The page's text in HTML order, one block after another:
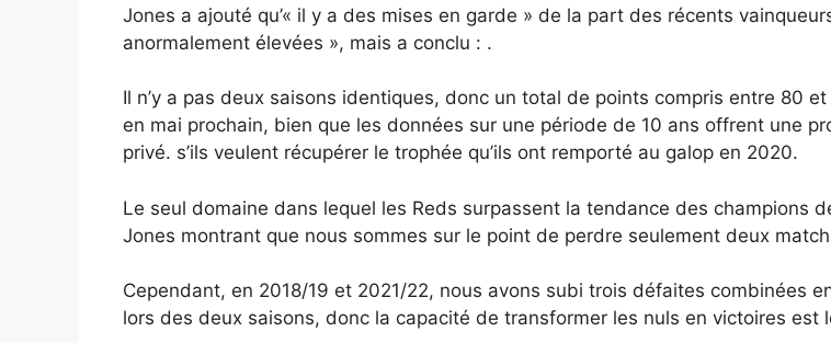
Jones a ajouté qu’« il y a des mises en garde » de la part des récents
anormalement élevées », mais a conclu : .
Il n’y a pas deux saisons identiques, donc un total de points compris entre 80
en mai prochain, bien que les données sur une période de 10 ans offrent une
privé. s’ils veulent récupérer le trophée qu’ils ont remporté au galop en 2020.
Le seul domaine dans lequel les Reds surpassent la tendance des champions
Jones montrant que nous sommes sur le point de perdre seulement deux
Cependant, en 2018/19 et 2021/22, nous avons subi trois défaites combinées
lors des deux saisons, donc la capacité de transformer les nuls en victoires est